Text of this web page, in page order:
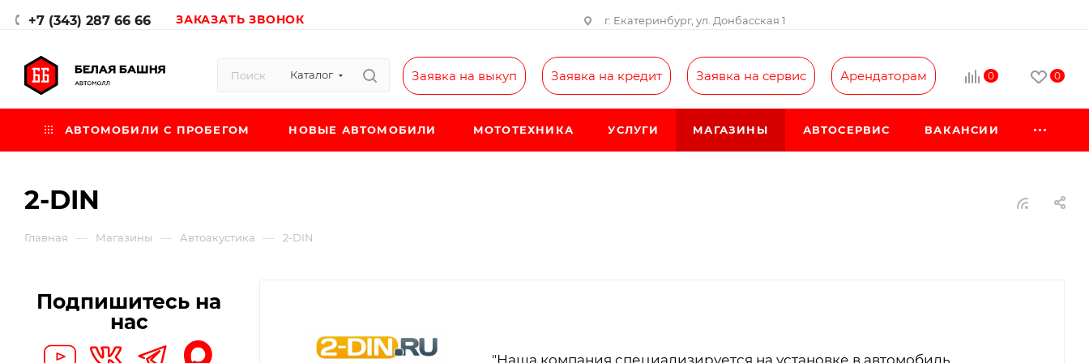
+7 (343) 287 66 66 ЗАКАЗАТЬ ЗВОНОК г. Екатеринбург, ул. Донбасская 1
Каталог Заявка на выкуп Заявка на кредит Заявка на сервис Арендаторам 0 0
АВТОМОБИЛИ С ПРОБЕГОМ НОВЫЕ АВТОМОБИЛИ МОТОТЕХНИКА УСЛУГИ МАГАЗИНЫ АВТОСЕРВИС ВАКАНСИИ
2-DIN
Главная — Магазины — Автоакустика — 2-DIN
"Наша компания специализируется на установке в автомобиль
Подпишитесь на
нас